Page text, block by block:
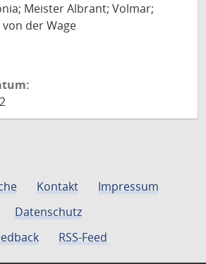
Meister Albrant; Volmar;
der Wage
Kontakt
Impressum
Datenschutz
RSS-Feed